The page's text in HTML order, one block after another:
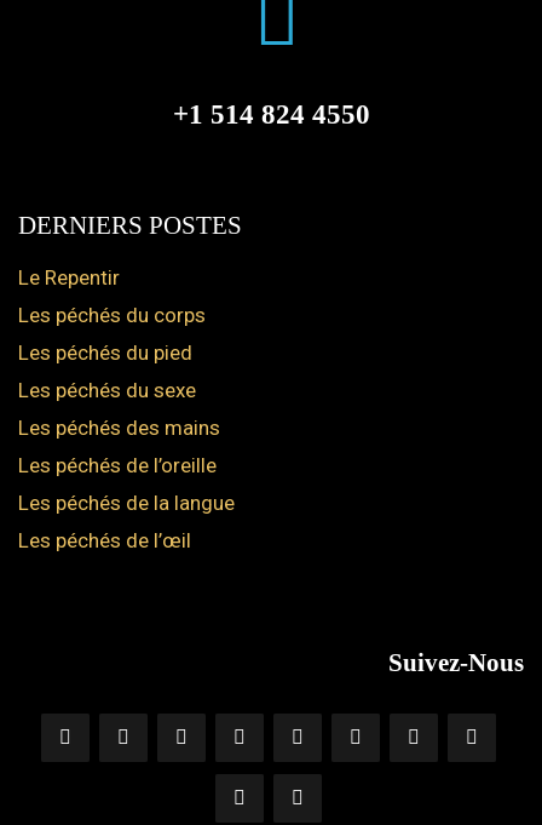
+1 514 824 4550
DERNIERS POSTES
Le Repentir
Les péchés du corps
Les péchés du pied
Les péchés du sexe
Les péchés des mains
Les péchés de l’oreille
Les péchés de la langue
Les péchés de l’œil
Suivez-Nous